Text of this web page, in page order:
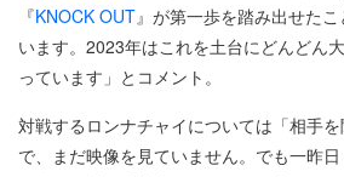
『KNOCK OUT』が第一歩を踏み出せた
います。2023年はこれを土台にどんどん
っています」とコメント。
対戦するロンナチャイについては「相手
で、まだ映像を見ていません。でも一昨